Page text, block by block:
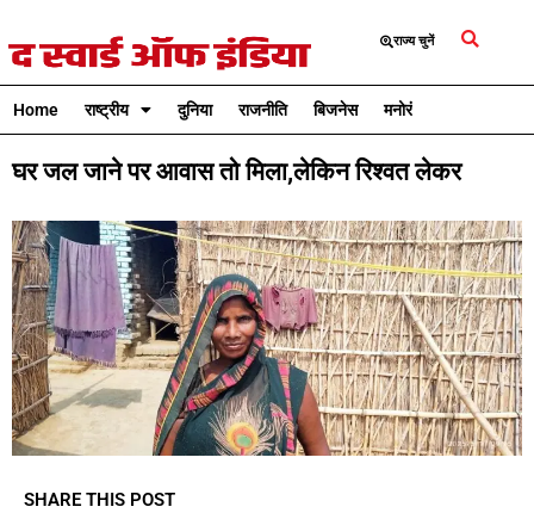
राज्य चुनें
Home राष्ट्रीय दुनिया राजनीति बिजनेस मनोरंजन
घर जल जाने पर आवास तो मिला,लेकिन रिश्वत लेकर
SHARE THIS POST